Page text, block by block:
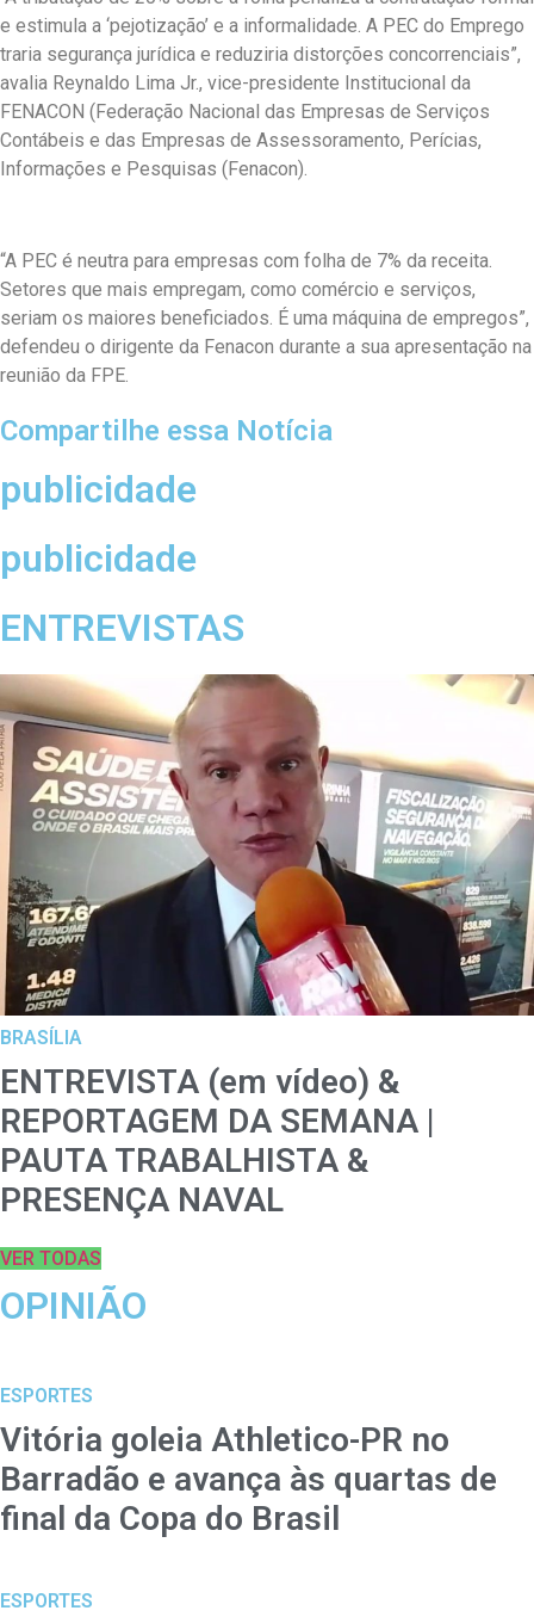
e estimula a ‘pejotização’ e a informalidade. A PEC do Emprego
traria segurança jurídica e reduziria distorções concorrenciais”,
avalia Reynaldo Lima Jr., vice-presidente Institucional da
FENACON (Federação Nacional das Empresas de Serviços
Contábeis e das Empresas de Assessoramento, Perícias,
Informações e Pesquisas (Fenacon).
“A PEC é neutra para empresas com folha de 7% da receita.
Setores que mais empregam, como comércio e serviços,
seriam os maiores beneficiados. É uma máquina de empregos”,
defendeu o dirigente da Fenacon durante a sua apresentação na
reunião da FPE.
Compartilhe essa Notícia
publicidade
publicidade
ENTREVISTAS
BRASÍLIA
ENTREVISTA (em vídeo) &
REPORTAGEM DA SEMANA |
PAUTA TRABALHISTA &
PRESENÇA NAVAL
VER TODAS
OPINIÃO
ESPORTES
Vitória goleia Athletico-PR no
Barradão e avança às quartas de
final da Copa do Brasil
ESPORTES